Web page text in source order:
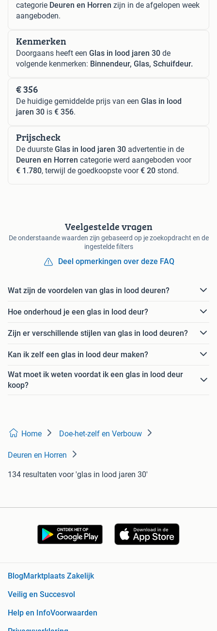
categorie Deuren en Horren zijn in de afgelopen week
aangeboden.
Kenmerken
Doorgaans heeft een Glas in lood jaren 30 de
volgende kenmerken: Binnendeur, Glas, Schuifdeur.
€ 356
De huidige gemiddelde prijs van een Glas in lood
jaren 30 is € 356.
Prijscheck
De duurste Glas in lood jaren 30 advertentie in de
Deuren en Horren categorie werd aangeboden voor
€ 1.780, terwijl de goedkoopste voor€ 20 stond.
Veelgestelde vragen
De onderstaande waarden zijn gebaseerd op je zoekopdracht en de
ingestelde filters
Deel opmerkingen over deze FAQ
Wat zijn de voordelen van glas in lood deuren?
Hoe onderhoud je een glas in lood deur?
Zijn er verschillende stijlen van glas in lood deuren?
Kan ik zelf een glas in lood deur maken?
Wat moet ik weten voordat ik een glas in lood deur
koop?
Home Doe-het-zelf en Verbouw
Deuren en Horren
134 resultaten voor 'glas in lood jaren 30'
Blog Marktplaats Zakelijk
Veilig en Succesvol
Help en InfoVoorwaarden